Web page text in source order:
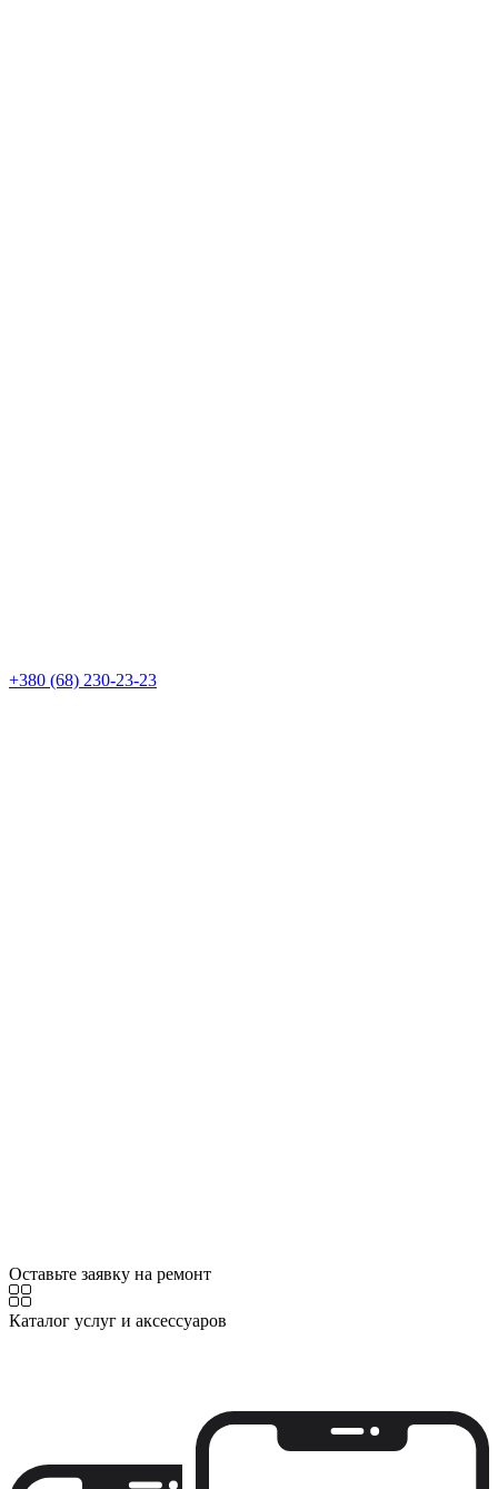
+380 (68) 230-23-23
Оставьте заявку на ремонт
Каталог услуг и аксессуаров